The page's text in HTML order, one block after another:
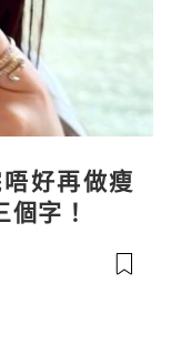
好再做瘦
字！